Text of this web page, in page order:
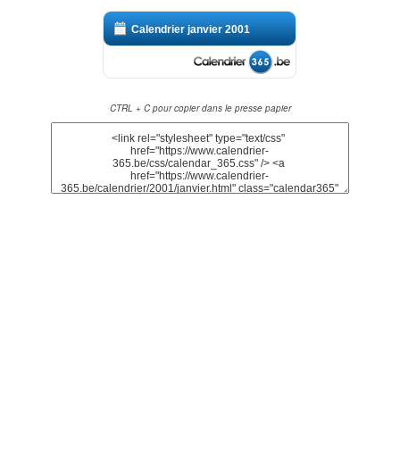
Calendrier janvier 2001
CTRL + C pour copier dans le presse papier